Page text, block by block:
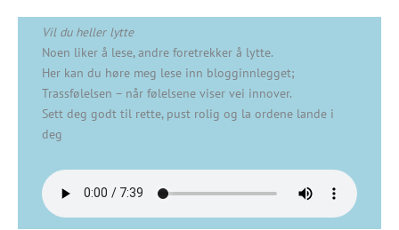
Vil du heller lytte
Noen liker å lese, andre foretrekker å lytte.
Her kan du høre meg lese inn blogginnlegget;
Trassfølelsen – når følelsene viser vei innover.
Sett deg godt til rette, pust rolig og la ordene lande i
deg